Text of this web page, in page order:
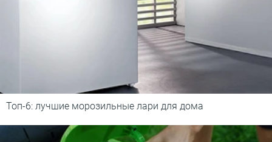
Топ-6: лучшие морозильные лари для дома